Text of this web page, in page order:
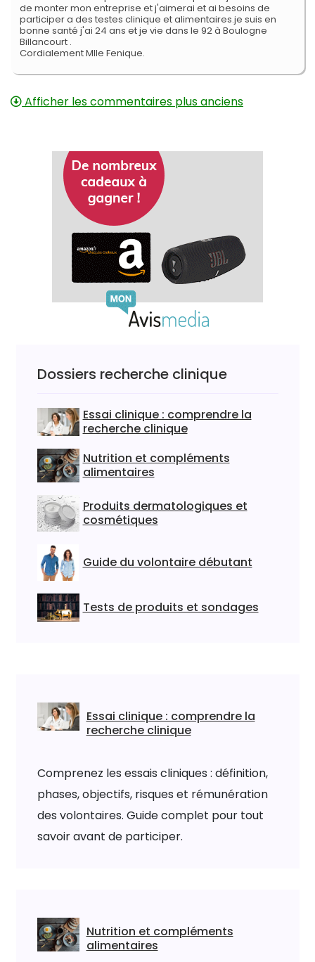
de monter mon entreprise et j'aimerai et ai besoins de
participer a des testes clinique et alimentaires.je suis en
bonne santé j'ai 24 ans et je vie dans le 92 à Boulogne
Billancourt .
Cordialement Mlle Fenique.
Afficher les commentaires plus anciens
Dossiers recherche clinique
Essai clinique : comprendre la
recherche clinique
Nutrition et compléments
alimentaires
Produits dermatologiques et
cosmétiques
Guide du volontaire débutant
Tests de produits et sondages
Essai clinique : comprendre la
recherche clinique
Comprenez les essais cliniques : définition,
phases, objectifs, risques et rémunération
des volontaires. Guide complet pour tout
savoir avant de participer.
Nutrition et compléments
alimentaires